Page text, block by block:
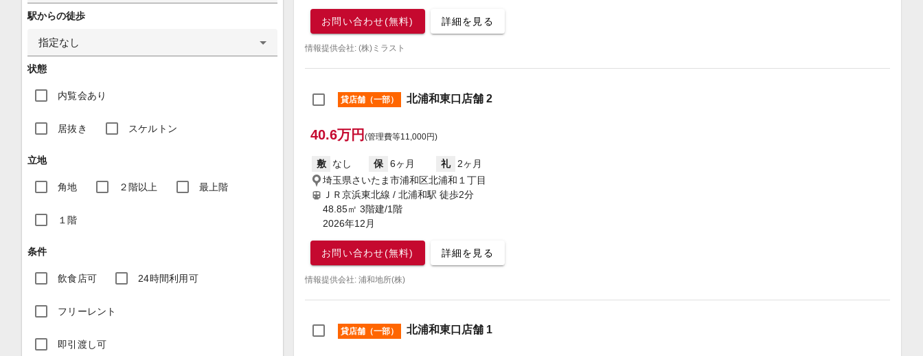
駅からの徒歩
指定なし
状態
内覧会あり
居抜き スケルトン
立地
角地 ２階以上 最上階
１階
条件
飲食店可 24時間利用可
フリーレント
即引渡し可
お問い合わせ(無料) 詳細を見る
情報提供会社: (株)ミラスト
貸店舗（一部） 北浦和東口店舗 2
40.6万円 (管理費等11,000円)
敷 なし 保 6ヶ月 礼
2ヶ月
埼玉県さいたま市浦和区北浦和１丁目
ＪＲ京浜東北線 / 北浦和駅 徒歩2分
48.85㎡ 3階建/1階
2026年12月
お問い合わせ(無料) 詳細を見る
情報提供会社: 浦和地所(株)
貸店舗（一部） 北浦和東口店舗 1